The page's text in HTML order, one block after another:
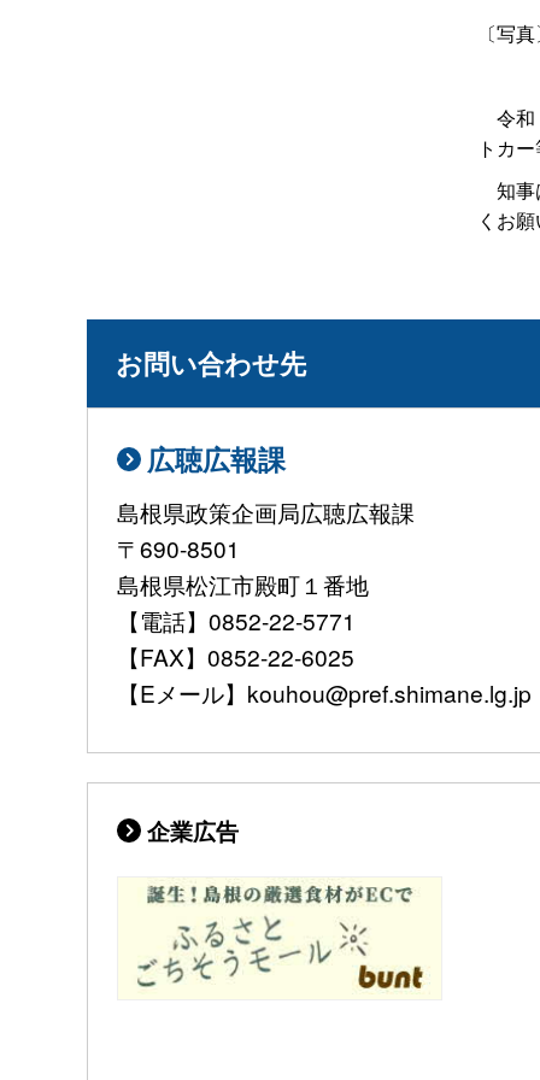
〔写
令和
トカ
知事
くお
お問い合わせ先
広聴広報課
島根県政策企画局広聴広報課
〒690-8501
島根県松江市殿町１番地
【電話】0852-22-5771
【FAX】0852-22-6025
【Eメール】kouhou@pref.shimane.lg.jp
企業広告